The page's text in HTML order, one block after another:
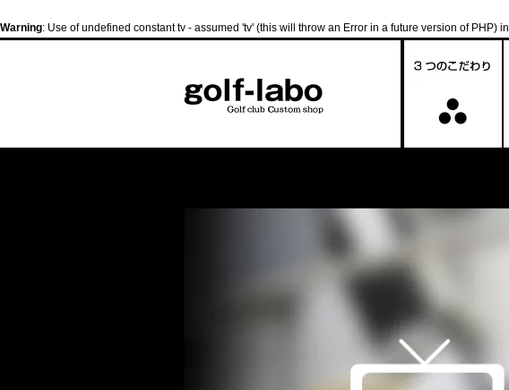
Warning: Use of undefined constant tv - assumed 'tv' (this will throw an Error in a future version of PHP) in